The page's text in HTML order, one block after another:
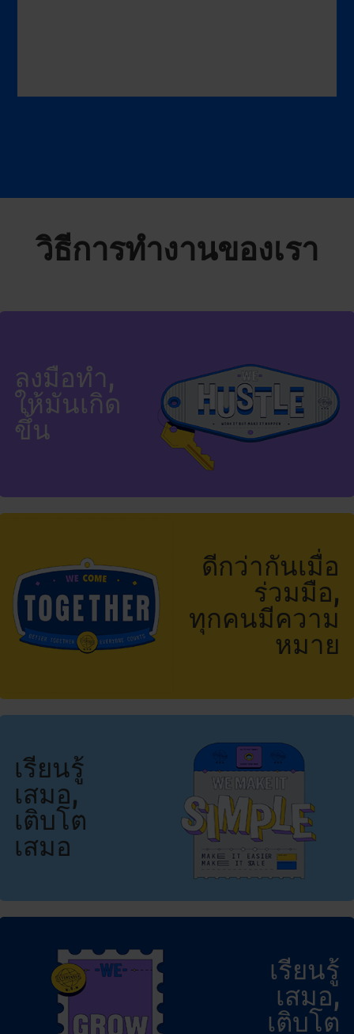
วิธีการทำงานของเรา
ลงมือทำ,
ให้มันเกิด
ขึ้น
ดีกว่ากันเมื่อ
ร่วมมือ,
ทุกคนมีความ
หมาย
เรียนรู้
เสมอ,
เติบโต
เสมอ
เรียนรู้
เสมอ,
เติบโต